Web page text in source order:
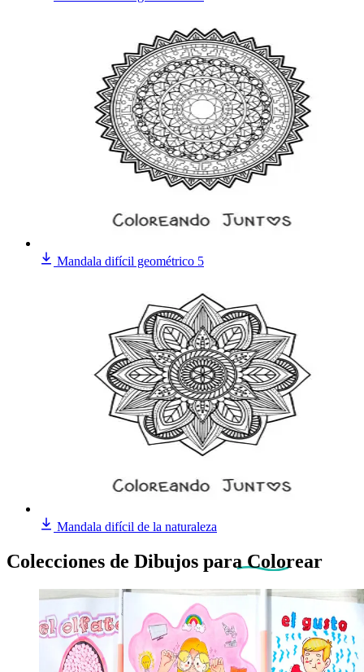
Mandala difícil geométrico 5
Mandala difícil de la naturaleza
Colecciones de Dibujos para Colorear